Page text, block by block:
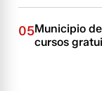
05Municipio
cursos